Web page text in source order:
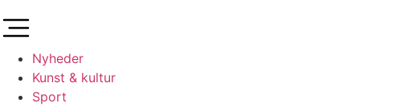
Nyheder
Kunst & kultur
Sport